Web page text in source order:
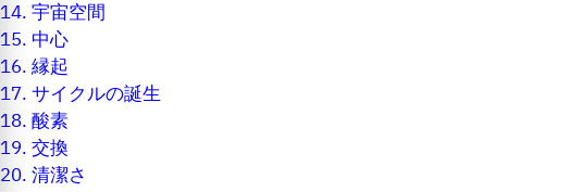
14.宇宙空間
15. 中心
16.縁起
17.サイクルの誕生
18.酸素
19.交換
20.清潔さ